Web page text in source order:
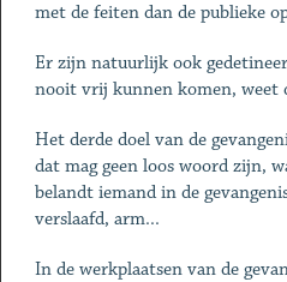
met de feiten dan de publieke
Er zijn natuurlijk ook
nooit vrij kunnen komen, weet
Het derde doel van de
dat mag geen loos woord zijn,
belandt iemand in de
verslaafd, arm...
In de werkplaatsen van de